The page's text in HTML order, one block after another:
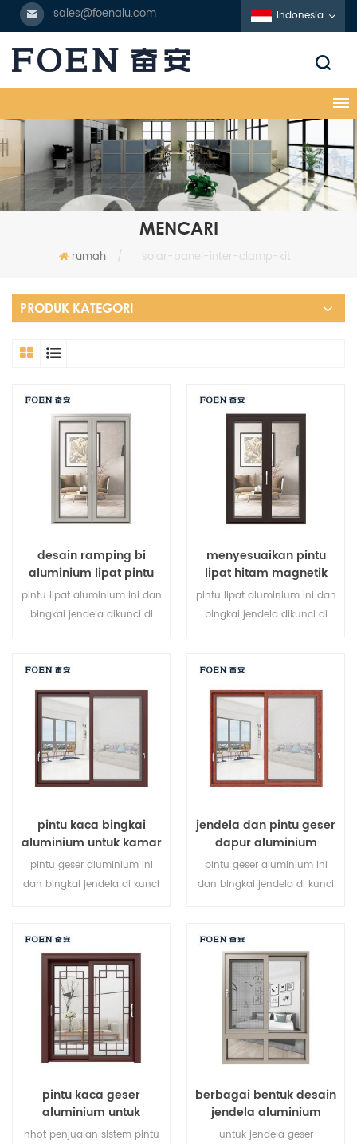
sales@foenalu.com Indonesia
MENCARI
rumah / solar-panel-inter-clamp-kit
PRODUK KATEGORI
desain ramping bi
aluminium lipat pintu
kaca ganda
pintu lipat aluminium ini dan
bingkai jendela dikunci di
anti-pencurian sangat baik.
berbagai jenis pintu untuk
kebutuhan arsitektur.
menyesuaikan pintu
lipat hitam magnetik
besar penggunaan
tahan lama
pintu lipat aluminium ini dan
bingkai jendela dikunci di
anti-pencurian sangat baik.
berbagai jenis pintu untuk
kebutuhan arsitektur.
pintu kaca bingkai
aluminium untuk kamar
mandi internal
pintu geser aluminium ini
dan bingkai jendela di kunci
anti-pencurian sangat baik.
berbagai jenis pintu untuk
memenuhi berbagai
kebutuhan arsitektur
jendela dan pintu geser
dapur aluminium
pintu geser aluminium ini
dan bingkai jendela di kunci
anti-pencurian sangat baik.
jenis pintu bervariasi untuk
memenuhi kebutuhan
arsitektur yang berbeda
pintu kaca geser
aluminium untuk
apartemen
hhot penjualan sistem pintu
berbagai bentuk desain
jendela aluminium
untuk jendela geser